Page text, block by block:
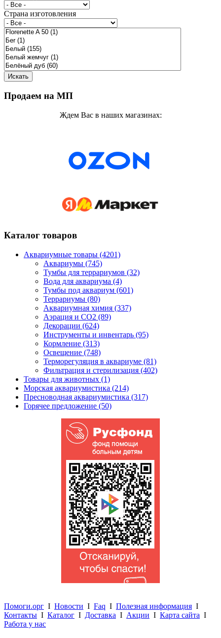
Страна изготовления
Продаем на МП
Ждем Вас в наших магазинах:
Каталог товаров
Аквариумные товары (4201)
Аквариумы (745)
Тумбы для террариумов (32)
Вода для аквариума (4)
Тумбы под аквариум (601)
Террариумы (80)
Аквариумная химия (337)
Аэрация и CO2 (89)
Декорации (624)
Инструменты и инвентарь (95)
Кормление (313)
Освещение (748)
Терморегуляция в аквариуме (81)
Фильтрация и стерилизация (402)
Товары для животных (1)
Морская аквариумистика (214)
Пресноводная аквариумистика (317)
Горячее предложение (50)
Помоги.орг I Новости I Faq I Полезная информация I
Контакты I Каталог I Доставка I Акции I Карта сайта I
Работа у нас